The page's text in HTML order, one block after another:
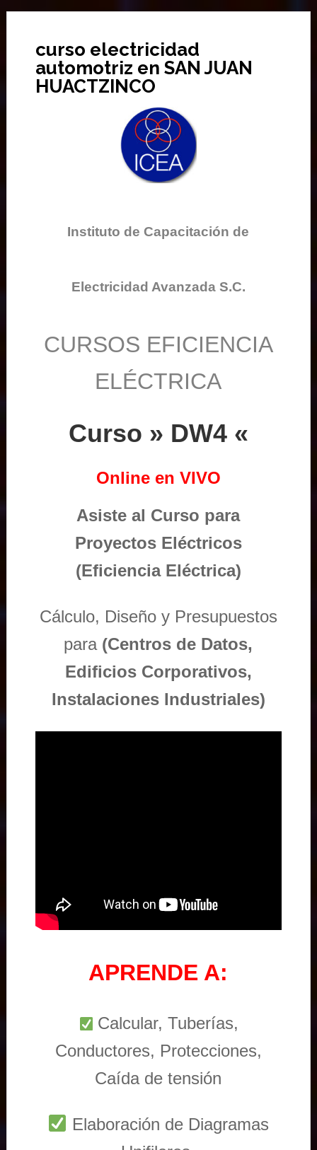
curso electricidad
automotriz en SAN JUAN
HUACTZINCO
Instituto de Capacitación de
Electricidad Avanzada S.C.
CURSOS EFICIENCIA
ELÉCTRICA
Curso » DW4 «
Online en VIVO
Asiste al Curso para
Proyectos Eléctricos
(Eficiencia Eléctrica)
Cálculo, Diseño y Presupuestos
para (Centros de Datos,
Edificios Corporativos,
Instalaciones Industriales)
APRENDE A:
Calcular, Tuberías,
Conductores, Protecciones,
Caída de tensión
Elaboración de Diagramas